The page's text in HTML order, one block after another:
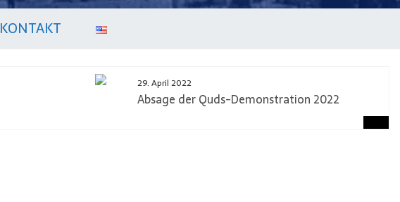
KONTAKT
29. April 2022
Absage der Quds-Demonstration 2022